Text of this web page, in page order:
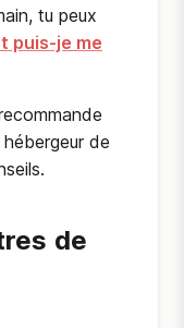
tu peux
puis-je me
de
de